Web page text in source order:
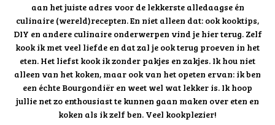
aan het juiste adres voor de lekkerste alledaagse én
culinaire (wereld)recepten. En niet alleen dat: ook kooktips,
DIY en andere culinaire onderwerpen vind je hier terug. Zelf
kook ik met veel liefde en dat zal je ook terug proeven in het
eten. Het liefst kook ik zonder pakjes en zakjes. Ik hou niet
alleen van het koken, maar ook van het opeten ervan: ik ben
een échte Bourgondiër en weet wel wat lekker is. Ik hoop
jullie net zo enthousiast te kunnen gaan maken over eten en
koken als ik zelf ben. Veel kookplezier!